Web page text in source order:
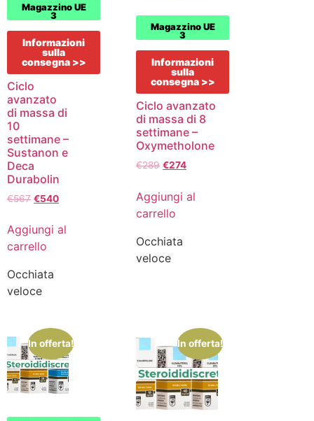
Magazzino UE
3
Informazioni
sulla
consegna >>
Ciclo
avanzato
di massa di
10
settimane –
Sustanon e
Deca
Durabolin
€567 €540
Aggiungi al
carrello
Occhiata
veloce
Magazzino UE
3
Informazioni
sulla
consegna >>
Ciclo avanzato
di massa di 8
settimane –
Oxymetholone
€289 €274
Aggiungi al
carrello
Occhiata
veloce
In offerta! In offerta!